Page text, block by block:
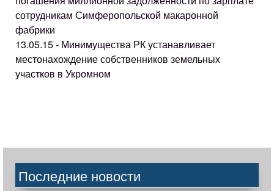
сотрудникам Симферопольской макаронной
фабрики
13.05.15 - Минимущества РК устанавливает
местонахождение собственников земельных
участков в Укромном
Последние новости